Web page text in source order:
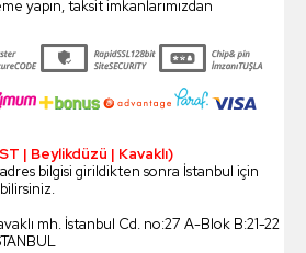
yapın, taksit imkanlarımızdan
| Beylikdüzü | Kavaklı)
bilgisi girildikten sonra İstanbul için
mh. İstanbul Cd. no:27 A-Blok B:21-22